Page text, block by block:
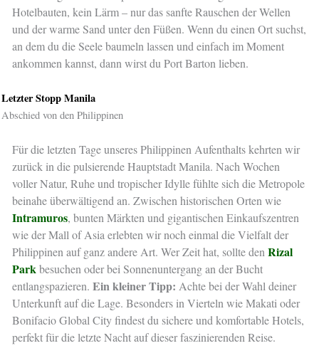
Hotelbauten, kein Lärm – nur das sanfte Rauschen der Wellen
und der warme Sand unter den Füßen. Wenn du einen Ort suchst,
an dem du die Seele baumeln lassen und einfach im Moment
ankommen kannst, dann wirst du Port Barton lieben.
Letzter Stopp Manila
Abschied von den Philippinen
Für die letzten Tage unseres Philippinen Aufenthalts kehrten wir
zurück in die pulsierende Hauptstadt Manila. Nach Wochen
voller Natur, Ruhe und tropischer Idylle fühlte sich die Metropole
beinahe überwältigend an. Zwischen historischen Orten wie
Intramuros, bunten Märkten und gigantischen Einkaufszentren
wie der Mall of Asia erlebten wir noch einmal die Vielfalt der
Philippinen auf ganz andere Art. Wer Zeit hat, sollte denRizal
Parkbesuchen oder bei Sonnenuntergang an der Bucht
entlangspazieren.Ein kleiner Tipp: Achte bei der Wahl deiner
Unterkunft auf die Lage. Besonders in Vierteln wie Makati oder
Bonifacio Global City findest du sichere und komfortable Hotels,
perfekt für die letzte Nacht auf dieser faszinierenden Reise.